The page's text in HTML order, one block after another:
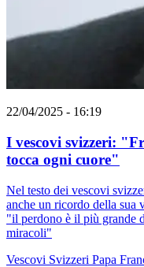
22/04/2025 - 16:19
I vescovi svizzeri:
tocca ogni cuore"
Nel testo dei vescovi
anche un ricordo della sua
"il perdono è il più grande
miracoli"
Vescovi Svizzeri Papa